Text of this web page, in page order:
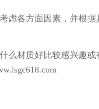
虑各方面因素，并根据
么材质好比较感兴趣